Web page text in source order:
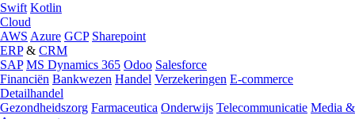
Swift Kotlin
Cloud
AWS Azure GCP Sharepoint
ERP& CRM
SAP MS Dynamics 365 Odoo Salesforce
Financiën Bankwezen Handel Verzekeringen E-commerce
Detailhandel
Gezondheidszorg Farmaceutica Onderwijs Telecommunicatie Media &